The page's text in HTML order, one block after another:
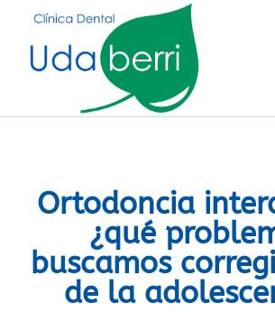
Ortodoncia
¿qué
buscamos
de la